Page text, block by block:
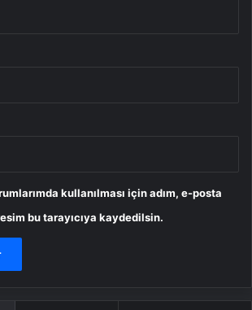
kullanılması için adım, e-posta
bu tarayıcıya kaydedilsin.